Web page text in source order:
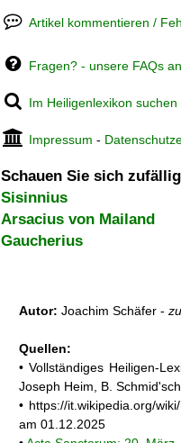
Artikel kommentieren /
Fragen? - unsere FAQs
Im Heiligenlexikon suchen
Impressum -
Schauen Sie sich
Sisinnius
Arsacius von Mailand
Gaucherius
Autor: Joachim Schäfer -
Quellen:
• Vollständiges Heiligen-
Joseph Heim, B.
• https://it.wikipedia.org/
am 01.12.2025